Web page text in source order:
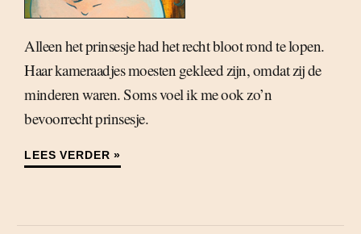
Alleen het prinsesje had het recht bloot rond te lopen.
Haar kameraadjes moesten gekleed zijn, omdat zij de
minderen waren. Soms voel ik me ook zo’n
bevoorrecht prinsesje.
LEES VERDER »